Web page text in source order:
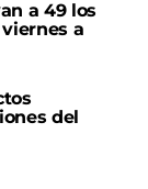
a 49 los
a
del